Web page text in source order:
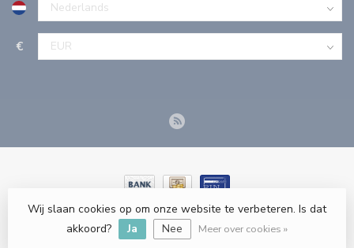
€
© Copyright 2026 Tools-n-More Gereedschappen - Powered by
webshop-service.nl
Wij slaan cookies op om onze website te verbeteren. Is dat
akkoord?
Ja Nee Meer over cookies »